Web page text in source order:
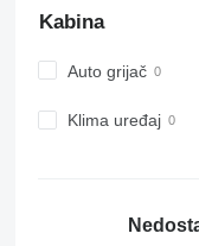
Kabina
Auto grijač
Klima uređaj